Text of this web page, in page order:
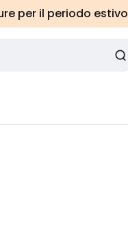
per il periodo